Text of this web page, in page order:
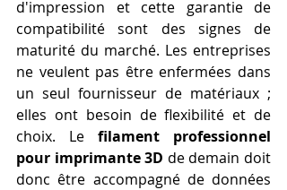
d'impression et cette garantie de
compatibilité sont des signes de
maturité du marché. Les entreprises
ne veulent pas être enfermées dans
un seul fournisseur de matériaux ;
elles ont besoin de flexibilité et de
choix. Le filament professionnel
pour imprimante 3D de demain doit
donc être accompagné de données